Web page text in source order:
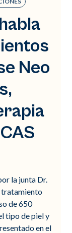
Neo
la junta Dr.
tratamiento
de 650
tipo de piel y
en el